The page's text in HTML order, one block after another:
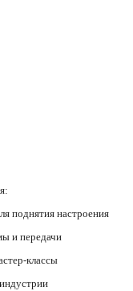
поднятия настроения
и передачи
классы